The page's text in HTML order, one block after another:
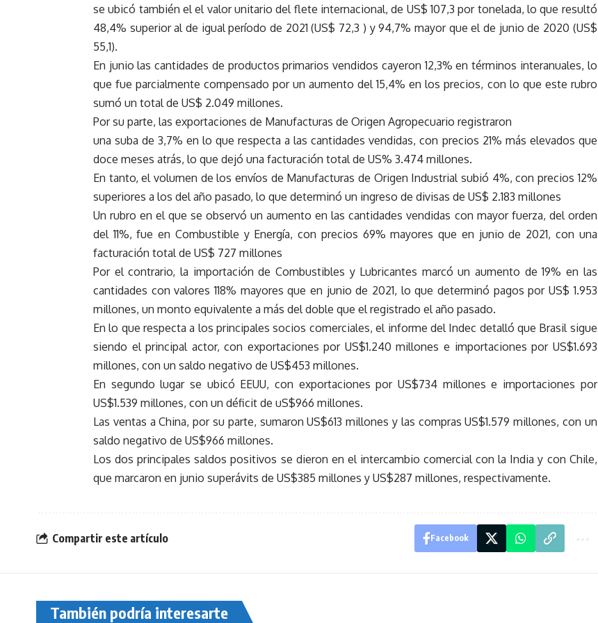
se ubicó también el el valor unitario del flete internacional, de US$ 107,3 por tonelada, lo que resultó
48,4% superior al de igual período de 2021 (US$ 72,3 ) y 94,7% mayor que el de junio de 2020 (US$
55,1).
En junio las cantidades de productos primarios vendidos cayeron 12,3% en términos interanuales, lo
que fue parcialmente compensado por un aumento del 15,4% en los precios, con lo que este rubro
sumó un total de US$ 2.049 millones.
Por su parte, las exportaciones de Manufacturas de Origen Agropecuario registraron
una suba de 3,7% en lo que respecta a las cantidades vendidas, con precios 21% más elevados que
doce meses atrás, lo que dejó una facturación total de US% 3.474 millones.
En tanto, el volumen de los envíos de Manufacturas de Origen Industrial subió 4%, con precios 12%
superiores a los del año pasado, lo que determinó un ingreso de divisas de US$ 2.183 millones
Un rubro en el que se observó un aumento en las cantidades vendidas con mayor fuerza, del orden
del 11%, fue en Combustible y Energía, con precios 69% mayores que en junio de 2021, con una
facturación total de US$ 727 millones
Por el contrario, la importación de Combustibles y Lubricantes marcó un aumento de 19% en las
cantidades con valores 118% mayores que en junio de 2021, lo que determinó pagos por US$ 1.953
millones, un monto equivalente a más del doble que el registrado el año pasado.
En lo que respecta a los principales socios comerciales, el informe del Indec detalló que Brasil sigue
siendo el principal actor, con exportaciones por US$1.240 millones e importaciones por US$1.693
millones, con un saldo negativo de US$453 millones.
En segundo lugar se ubicó EEUU, con exportaciones por US$734 millones e importaciones por
US$1.539 millones, con un déficit de uS$966 millones.
Las ventas a China, por su parte, sumaron US$613 millones y las compras US$1.579 millones, con un
saldo negativo de US$966 millones.
Los dos principales saldos positivos se dieron en el intercambio comercial con la India y con Chile,
que marcaron en junio superávits de US$385 millones y US$287 millones, respectivamente.
Compartir este artículo Facebook
También podría interesarte